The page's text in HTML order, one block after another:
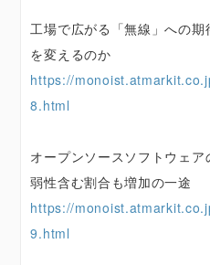
工場で広がる「無線」への
を変えるのか
https://
8.html
オープンソースソフトウェ
弱性含む割合も増加の一途
https://
9.html